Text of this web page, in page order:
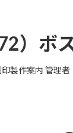
）ボ
印製作案内 管理者